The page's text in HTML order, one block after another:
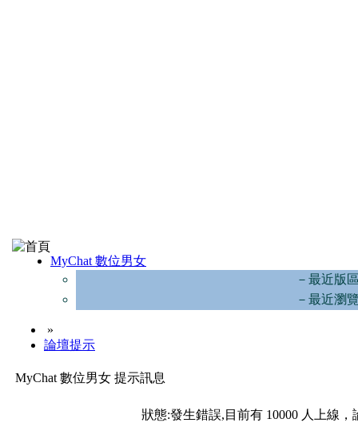
MyChat 數位男女
－最近版
－最近瀏
»
論壇提示
MyChat 數位男女 提示訊息
狀態:發生錯誤,目前有 10000 人上線